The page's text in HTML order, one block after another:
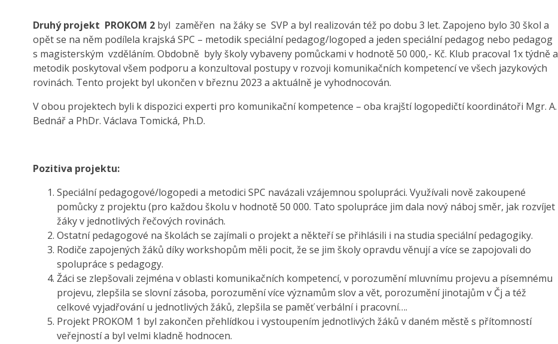
Druhý projekt PROKOM 2 byl zaměřen na žáky se SVP a byl realizován též po dobu 3 let. Zapojeno bylo 30 škol a
opět se na něm podílela krajská SPC – metodik speciální pedagog/logoped a jeden speciální pedagog nebo pedagog
s magisterským vzděláním. Obdobně byly školy vybaveny pomůckami v hodnotě 50 000,- Kč. Klub pracoval 1x týdně a
metodik poskytoval všem podporu a konzultoval postupy v rozvoji komunikačních kompetencí ve všech jazykových
rovinách. Tento projekt byl ukončen v březnu 2023 a aktuálně je vyhodnocován.
V obou projektech byli k dispozici experti pro komunikační kompetence – oba krajští logopedičtí koordinátoři Mgr. A.
Bednář a PhDr. Václava Tomická, Ph.D.
Pozitiva projektu:
Speciální pedagogové/logopedi a metodici SPC navázali vzájemnou spolupráci. Využívali nově zakoupené
pomůcky z projektu (pro každou školu v hodnotě 50 000. Tato spolupráce jim dala nový náboj směr, jak rozvíjet
žáky v jednotlivých řečových rovinách.
Ostatní pedagogové na školách se zajímali o projekt a někteří se přihlásili i na studia speciální pedagogiky.
Rodiče zapojených žáků díky workshopům měli pocit, že se jim školy opravdu věnují a více se zapojovali do
spolupráce s pedagogy.
Žáci se zlepšovali zejména v oblasti komunikačních kompetencí, v porozumění mluvnímu projevu a písemnému
projevu, zlepšila se slovní zásoba, porozumění více významům slov a vět, porozumění jinotajům v Čj a též
celkové vyjadřování u jednotlivých žáků, zlepšila se paměť verbální i pracovní….
Projekt PROKOM 1 byl zakončen přehlídkou i vystoupením jednotlivých žáků v daném městě s přítomností
veřejností a byl velmi kladně hodnocen.